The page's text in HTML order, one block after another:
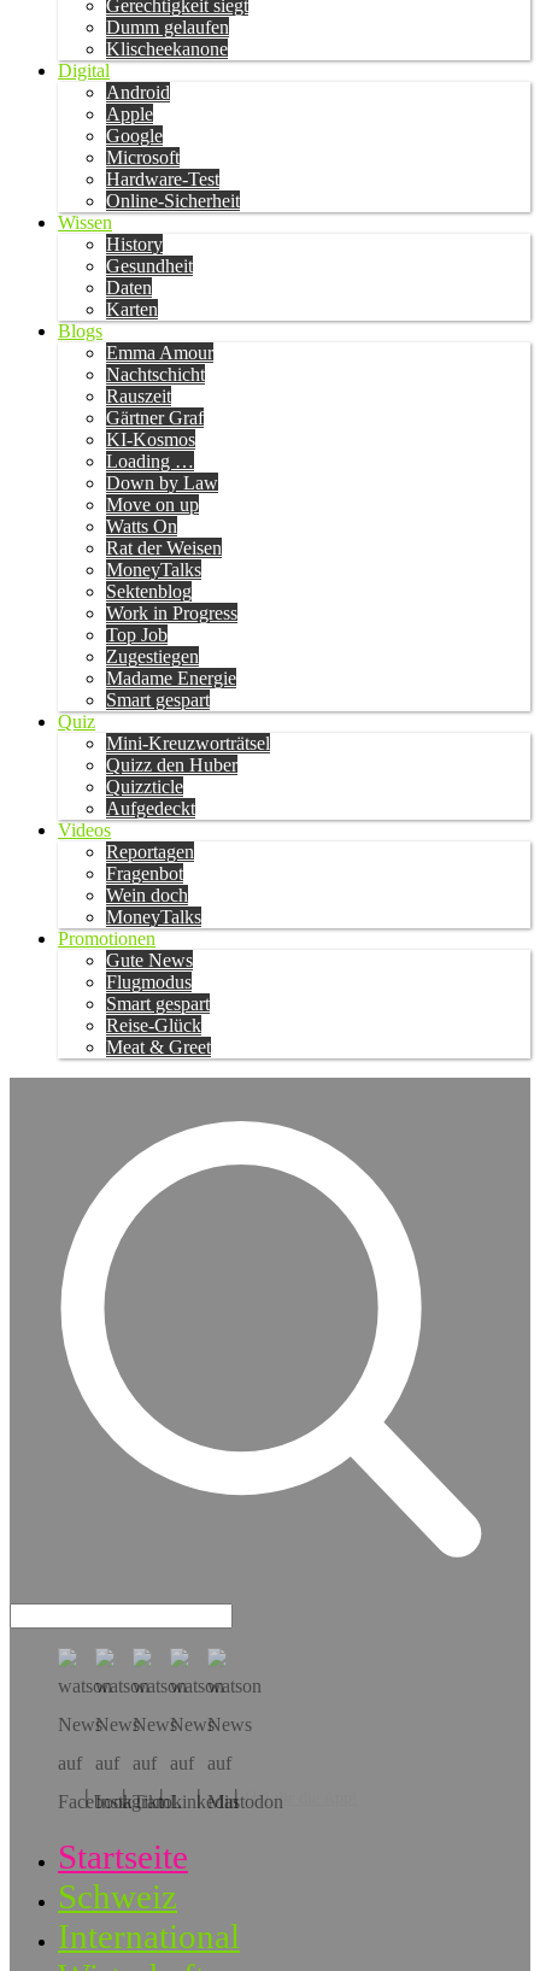
Gerechtigkeit siegt
Dumm gelaufen
Klischeekanone
Digital
Android
Apple
Google
Microsoft
Hardware-Test
Online-Sicherheit
Wissen
History
Gesundheit
Daten
Karten
Blogs
Emma Amour
Nachtschicht
Rauszeit
Gärtner Graf
KI-Kosmos
Loading …
Down by Law
Move on up
Watts On
Rat der Weisen
MoneyTalks
Sektenblog
Work in Progress
Top Job
Zugestiegen
Madame Energie
Smart gespart
Quiz
Mini-Kreuzworträtsel
Quizz den Huber
Quizzticle
Aufgedeckt
Videos
Reportagen
Fragenbot
Wein doch
MoneyTalks
Promotionen
Gute News
Flugmodus
Smart gespart
Reise-Glück
Meat & Greet
Hol dir die App!
Startseite
Schweiz
International